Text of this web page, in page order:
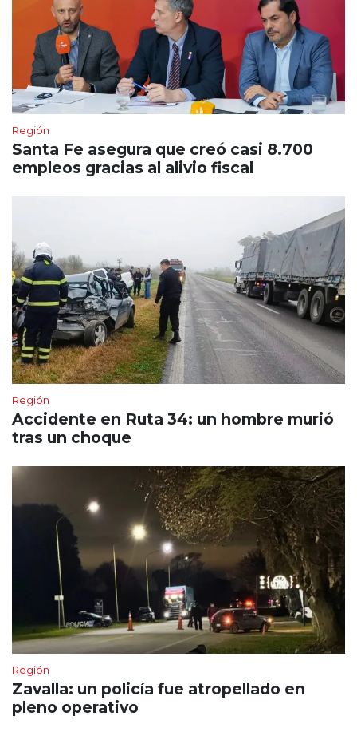
Región
Santa Fe asegura que creó casi 8.700
empleos gracias al alivio fiscal
Región
Accidente en Ruta 34: un hombre murió
tras un choque
Región
Zavalla: un policía fue atropellado en
pleno operativo